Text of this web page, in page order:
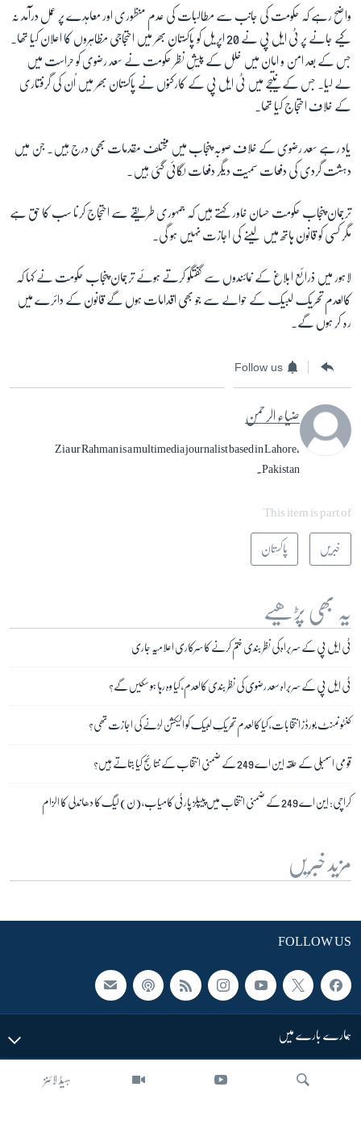
ہیڈ لائنز
واضح رہے کہ حکومت کی جانب سے مطالبات کی عدم منظوری اور معاہدے پر عمل درآمد نہ
کیے جانے پر ٹی ایل پی نے 20 اپریل کو پاکستان بھر میں احتجاجی مظاہروں کا اعلان کیا تھا۔
جس کے بعد امن و امان میں خلل کے پیشِ نظر حکومت نے سعد رضوی کو حراست میں
لے لیا۔ جس کے نتیجے میں ٹی ایل پی کے کارکنوں نے پاکستان بھر میں اُن کی گرفتاری
کے خلاف احتجاج کیا تھا۔
یاد رہے سعد رضوی کے خلاف صوبہ پنجاب میں مختلف مقدمات بھی درج ہیں۔ جن میں
دہشت گردی کی دفعات سمیت دیگر دفعات لگائی گئی ہیں۔
ترجمان پنجاب حکومت حسان خاور کہتے ہیں کہ جمہوری طریقے سے احتجاج کرنا سب کا حق ہے
مگر کسی کو قانون ہاتھ میں لینے کی اجازت نہیں ہو گی۔
لاہور میں ذرائع ابلاغ کے نمائندوں سے گفتگو کرتے ہوئے ترجمان پنجاب حکومت نے کہا کہ
کالعدم تحریک لبیک کے حوالے سے جو بھی اقدامات ہوں گے قانون کے دائرے میں
رہ کر ہوں گے۔
Follow us
ضیاء الرحمن
Zia ur Rahman is a multimedia journalist based in Lahore,
Pakistan.
This item is part of
خبریں پاکستان
یہ بھی پڑھیے
ٹی ایل پی کے سربراہ کی نظر بندی ختم کرنے کا سرکاری اعلامیہ جاری
ٹی ایل پی کے سربراہ سعد رضوی کی نظر بندی کالعدم، کیا وہ رہا ہو سکیں گے؟
کنٹونمنٹ بورڈز انتخابات، کیا کالعدم تحریکِ لبیک کو الیکشن لڑنے کی اجازت تھی؟
قومی اسمبلی کے حلقہ این اے 249 کے ضمنی انتخاب کے نتائج کیا بتاتے ہیں؟
کراچی: این اے 249 کے ضمنی انتخاب میں پیپلز پارٹی کامیاب، (ن) لیگ کا دھاندلی کا الزام
مزید خبریں
FOLLOW US
ہمارے بارے میں